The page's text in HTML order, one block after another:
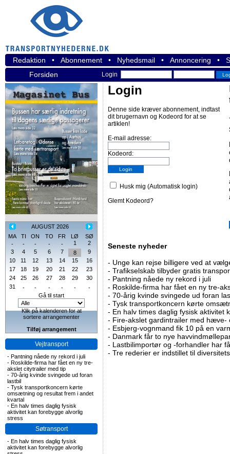
Redaktion • Abonnement • Nyhedsmail • Annoncering •
Forsiden
Login
AUGUST 2026
MA
TI ON TO FR LØ
SØ
-
- - - - 1
2
3
4 5 6 7 8
9
10
11 12 13 14 15
16
17
18 19 20 21 22
23
24
25 26 27 28 29
30
31
- - - - -
-
Gå til start
Klik på kalenderen for at
sortere arrangementer
Tilføj arrangement
Vejtransport
- Pantning nåede ny rekord i juli
- Roskilde-firma har fået en ny tre-
akslet citytrailer med tip
- 70-årig kvinde svingede ud foran
lastbil
- Tysk transportkoncern kørte
omsætning og resultat frem i andet
kvartal
- En halv times daglig fysisk
aktivitet kan forebygge alvorlig
stress
Søtransport
- En halv times daglig fysisk
aktivitet kan forebygge alvorlig
Login
Denne side kræver abonnement, indtast
dit brugernavn og Kodeord for at se
artiklen!
E-mail adresse:
Kodeord:
Husk mig (Automatisk login)
Glemt Kodeord?
Seneste nyheder
- Unge kan rejse billigere ved at
- Trafikselskab tilbyder gratis
- Pantning nåede ny rekord i juli
- Roskilde-firma har fået en ny tre-
- 70-årig kvinde svingede ud foran
- Tysk transportkoncern kørte
- En halv times daglig fysisk aktivitet
- Fire-akslet gardintrailer med hæve-
- Esbjerg-vognmand fik 10 på en
- Danmark får to nye
- Lastbilimportør og -forhandler har
- Tre rederier er indstillet til